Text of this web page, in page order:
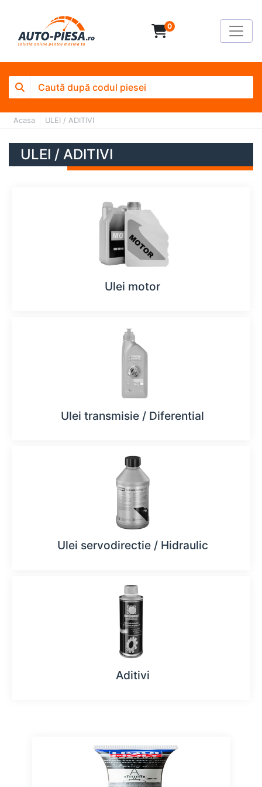
0
Acasa ULEI / ADITIVI
ULEI / ADITIVI
Ulei motor
Ulei transmisie / Diferential
Ulei servodirectie / Hidraulic
Aditivi